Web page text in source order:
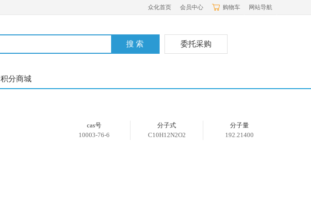
众化首页 会员中心 购物车 网站导航
委托采购
积分商城
cas号
10003-76-6
分子式
C10H12N2O2
分子量
192.21400